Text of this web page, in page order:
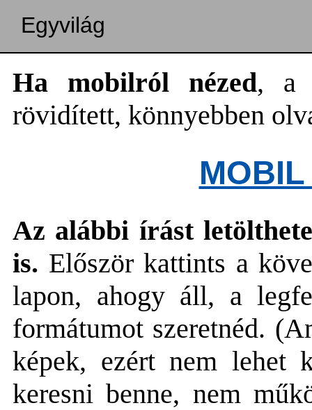
Egyvilág
Ha mobilról nézed, a
rövidített, könnyebben
Az alábbi írást
is. Először kattints a
lapon, ahogy áll, a
formátumot szeretnéd.
képek, ezért nem lehet
keresni benne, nem